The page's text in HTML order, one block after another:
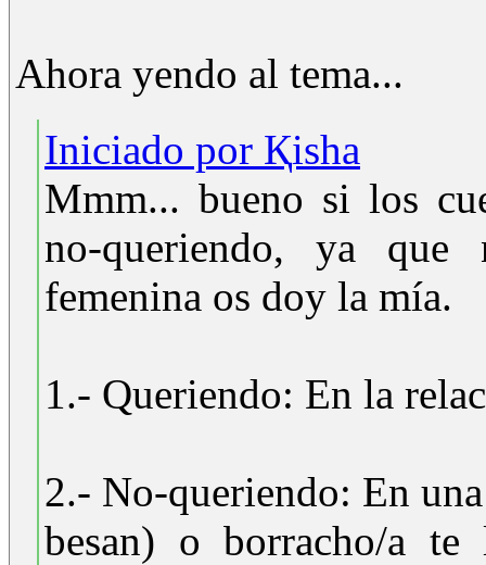
Ahora yendo al tema...
Iniciado por Қisha
Mmm... bueno si los
no-queriendo, ya
femenina os doy la mía.
1.- Queriendo: En la
2.- No-queriendo: En
besan) o borracho/a